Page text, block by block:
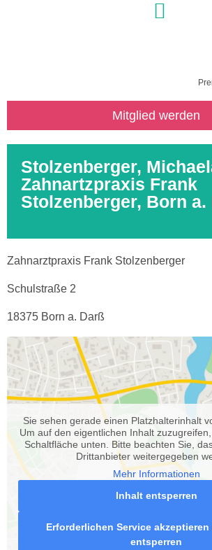
Mitglied werden
Stolzenberger,
Zahnartzpraxis Frank
Stolzenberger, Born a.
Zahnarztpraxis Frank Stolzenberger
Schulstraße 2
18375 Born a. Darß
Sie sehen gerade einen Platzhalterinhalt
Um auf den eigentlichen Inhalt
Schaltfläche unten. Bitte beachten Sie,
Drittanbieter weitergegeben
Mehr Informationen
Inhalt entsperren
Erforderlichen Service
entsperren